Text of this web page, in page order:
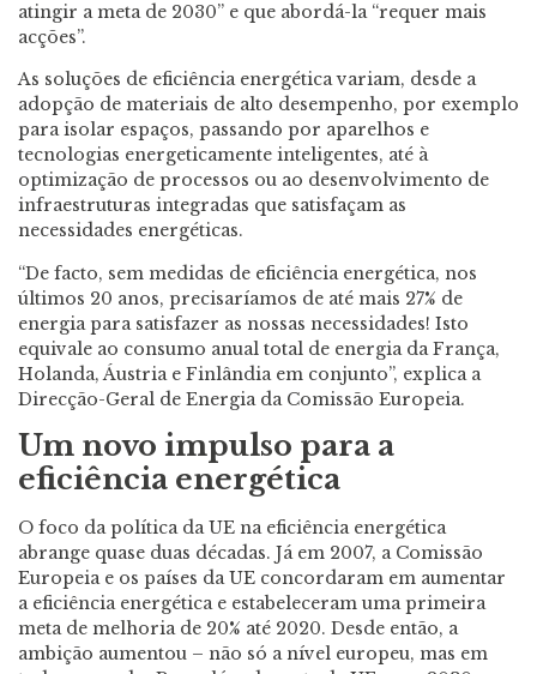
atingir a meta de 2030” e que abordá-la “requer mais
acções”.
As soluções de eficiência energética variam, desde a
adopção de materiais de alto desempenho, por exemplo
para isolar espaços, passando por aparelhos e
tecnologias energeticamente inteligentes, até à
optimização de processos ou ao desenvolvimento de
infraestruturas integradas que satisfaçam as
necessidades energéticas.
“De facto, sem medidas de eficiência energética, nos
últimos 20 anos, precisaríamos de até mais 27% de
energia para satisfazer as nossas necessidades! Isto
equivale ao consumo anual total de energia da França,
Holanda, Áustria e Finlândia em conjunto”, explica a
Direcção-Geral de Energia da Comissão Europeia.
Um novo impulso para a
eficiência energética
O foco da política da UE na eficiência energética
abrange quase duas décadas. Já em 2007, a Comissão
Europeia e os países da UE concordaram em aumentar
a eficiência energética e estabeleceram uma primeira
meta de melhoria de 20% até 2020. Desde então, a
ambição aumentou – não só a nível europeu, mas em